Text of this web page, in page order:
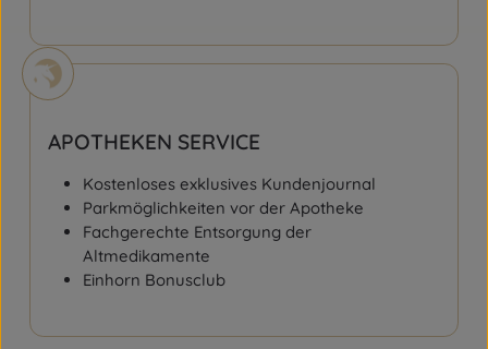
APOTHEKEN SERVICE
Kostenloses exklusives Kundenjournal
Parkmöglichkeiten vor der Apotheke
Fachgerechte Entsorgung der
Altmedikamente
Einhorn Bonusclub